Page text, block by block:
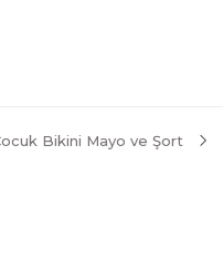
Bikini Mayo ve Şort